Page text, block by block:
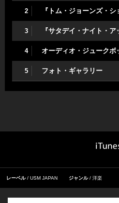
2 『トム・ジョーンズ・シ
3 『サタデイ・ナイト・ア
4 オーディオ・ジュークボ
5 フォト・ギャラリー
レーベル USM JAPAN ジャンル 洋楽